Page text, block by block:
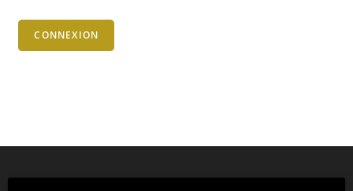
CONNEXION